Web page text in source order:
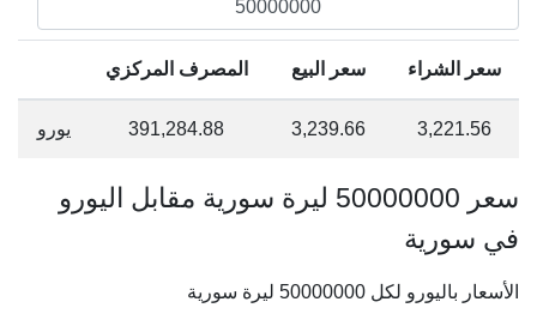
سعر الشراء سعر البيع المصرف المركزي
3,221.56
3,239.66
391,284.88 يورو
سعر 50000000 ليرة سورية مقابل اليورو
في سورية
الأسعار باليورو لكل 50000000 ليرة سورية